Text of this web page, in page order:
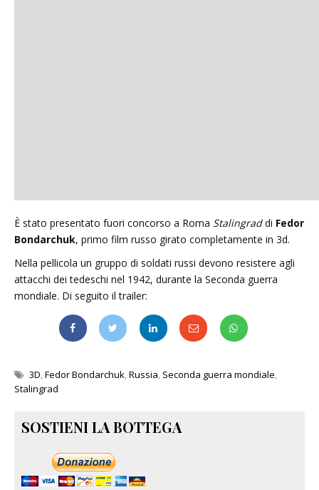
È stato presentato fuori concorso a Roma Stalingraddi Fedor
Bondarchuk, primo film russo girato completamente in 3d.
Nella pellicola un gruppo di soldati russi devono resistere agli
attacchi dei tedeschi nel 1942, durante la Seconda guerra
mondiale. Di seguito il trailer:
3D,Fedor Bondarchuk,Russia, Seconda guerra mondiale,
Stalingrad
SOSTIENI LA BOTTEGA